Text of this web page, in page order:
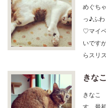
っ♪ふわ
♡マイ
いです
らスリ
きなこ
す。最
デレ甘